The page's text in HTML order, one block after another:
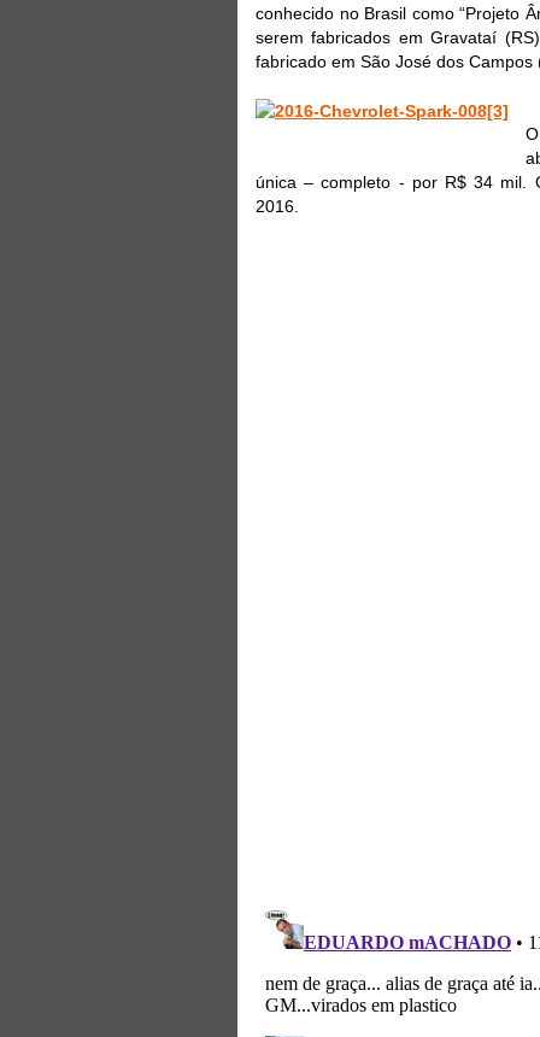
conhecido no Brasil como “Projeto
serem fabricados em Gravataí
fabricado em São José dos Campos
única – completo - por R$ 34 mil.
2016.